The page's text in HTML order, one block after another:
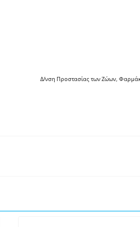
Δ/νση Προστασίας των Ζώων,